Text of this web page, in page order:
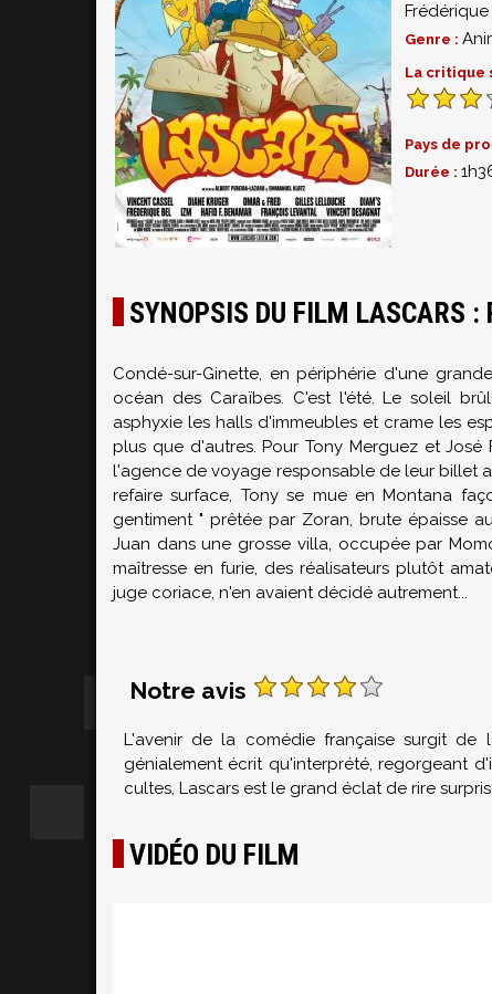
Genre :
La critique
Pays de
Durée :
SYNOPSIS DU FILM LASCARS :
Condé-sur-Ginette, en périphérie d'une
océan des Caraïbes. C'est l'été. Le soleil
asphyxie les halls d'immeubles et crame les
plus que d'autres. Pour Tony Merguez et
l'agence de voyage responsable de leur billet
refaire surface, Tony se mue en Montana
gentiment " prêtée par Zoran, brute épaisse
Juan dans une grosse villa, occupée par
maîtresse en furie, des réalisateurs plutôt
juge coriace, n'en avaient décidé autrement...
Notre avis
L'avenir de la comédie française surgit
génialement écrit qu'interprété, regorgeant
cultes, Lascars est le grand éclat de rire
VIDÉO DU FILM